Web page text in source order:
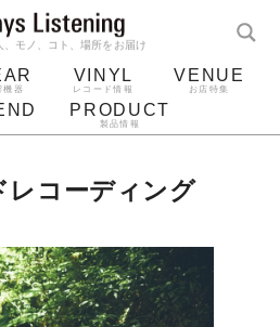
、モノ、コト、場所をお届け
機器
VINYL
レコード情報
VENUE
お店特集
PRODUCT
製品情報
bluetooth アルバム
レコーディング